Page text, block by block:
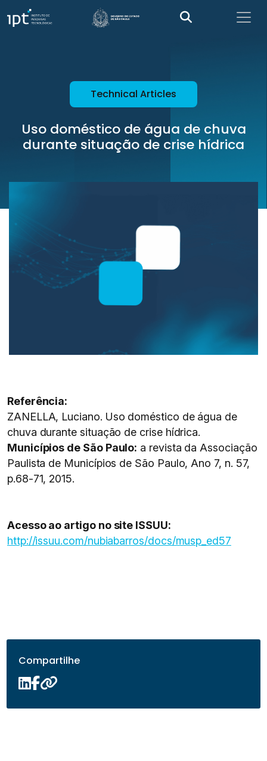
Technical Articles
Uso doméstico de água de chuva
durante situação de crise hídrica
Referência:
ZANELLA, Luciano. Uso doméstico de água de
chuva durante situação de crise hídrica.
Municípios de São Paulo: a revista da Associação
Paulista de Municípios de São Paulo, Ano 7, n. 57,
p.68-71, 2015.
Acesso ao artigo no site ISSUU:
http://issuu.com/nubiabarros/docs/musp_ed57
Compartilhe